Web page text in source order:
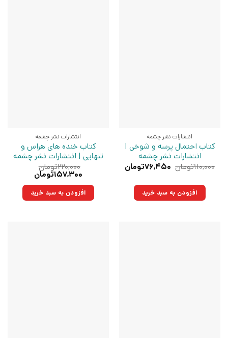
انتشارات نشر چشمه
کتاب احتمال پرسه و شوخی |
انتشارات نشر چشمه
۱۱۰,۰۰۰تومان قیمت
بود.
۷۶,۴۵۰تومان
افزودن به سبد خرید
انتشارات نشر چشمه
کتاب خنده های هراس و
تنهایی | انتشارات نشر چشمه
۲۲۰,۰۰۰تومان
قیمت
۲۲۰,۰۰۰تومان
بود.
۱۵۷,۳۰۰تومان
۱۵۷,۳۰۰تومان.افزودن به سبد خرید